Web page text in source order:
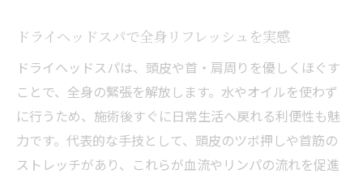
ヘッドスパとの併用で心身バランス向上
ドライヘッドスパで癒しを体験する
骨盤調整がストレス解消に与える影響
佐伯区の骨盤調整で健康美を手に入れる
ドライヘッドスパで全身リフレッシュを実感
ドライヘッドスパは、頭皮や首・肩周りを優しくほぐす
ことで、全身の緊張を解放します。水やオイルを使わず
に行うため、施術後すぐに日常生活へ戻れる利便性も魅
力です。代表的な手技として、頭皮のツボ押しや首筋の
ストレッチがあり、これらが血流やリンパの流れを促進